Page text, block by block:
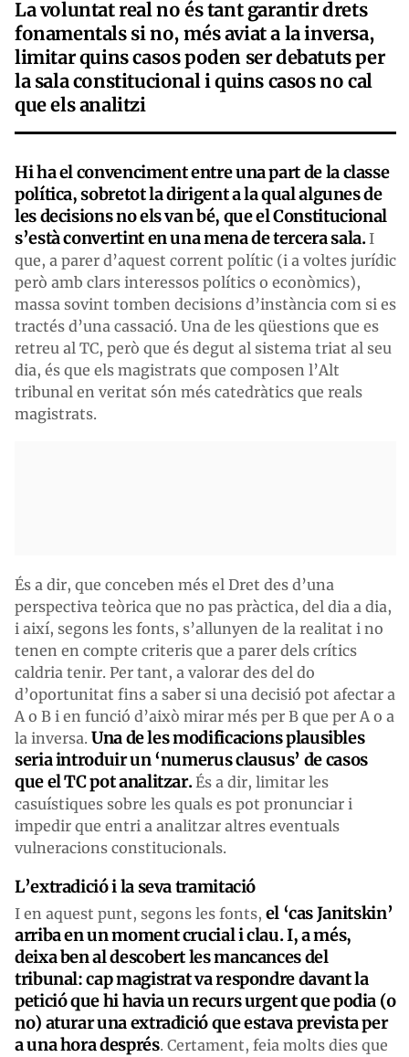
La voluntat real no és tant garantir drets
fonamentals si no, més aviat a la inversa,
limitar quins casos poden ser debatuts per
la sala constitucional i quins casos no cal
que els analitzi
Hi ha el convenciment entre una part de la classe
política, sobretot la dirigent a la qual algunes de
les decisions no els van bé, que el Constitucional
s’està convertint en una mena de tercera sala.I
que, a parer d’aquest corrent polític (i a voltes jurídic
però amb clars interessos polítics o econòmics),
massa sovint tomben decisions d’instància com si es
tractés d’una cassació. Una de les qüestions que es
retreu al TC, però que és degut al sistema triat al seu
dia, és que els magistrats que composen l’Alt
tribunal en veritat són més catedràtics que reals
magistrats.
És a dir, que conceben més el Dret des d’una
perspectiva teòrica que no pas pràctica, del dia a dia,
i així, segons les fonts, s’allunyen de la realitat i no
tenen en compte criteris que a parer dels crítics
caldria tenir. Per tant, a valorar des del do
d’oportunitat fins a saber si una decisió pot afectar a
A o B i en funció d’això mirar més per B que per A o a
la inversa. Una de les modificacions plausibles
seria introduir un ‘numerus clausus’ de casos
que el TC pot analitzar.És a dir, limitar les
casuístiques sobre les quals es pot pronunciar i
impedir que entri a analitzar altres eventuals
vulneracions constitucionals.
L’extradició i la seva tramitació
I en aquest punt, segons les fonts, el ‘cas Janitskin’
arriba en un moment crucial i clau. I, a més,
deixa ben al descobert les mancances del
tribunal: cap magistrat va respondre davant la
petició que hi havia un recurs urgent que podia (o
no) aturar una extradició que estava prevista per
a una hora després. Certament, feia molts dies que